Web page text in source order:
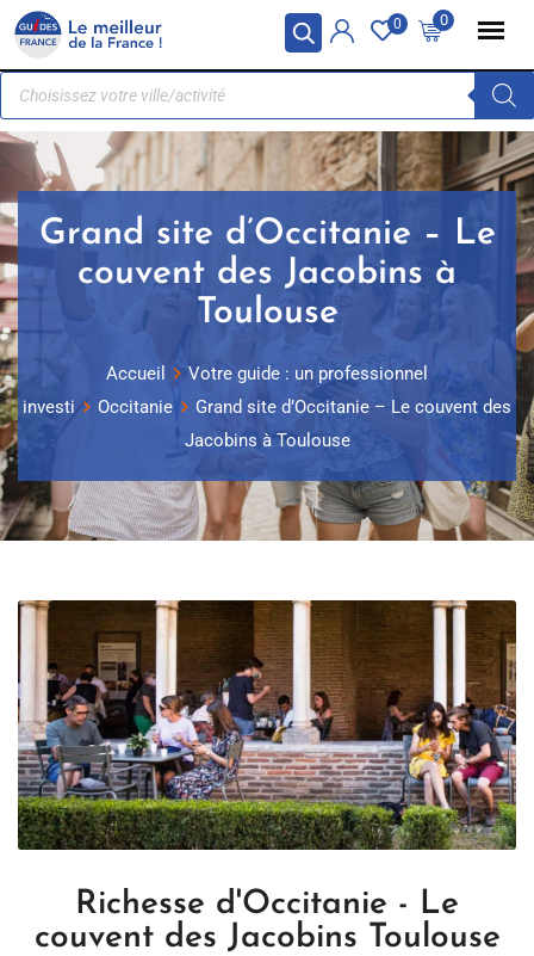
Panneau de gestion des cookies 0
0
Grand site d’Occitanie – Le
couvent des Jacobins à
Toulouse
Accueil
Votre guide : un professionnel
investi
Occitanie
Grand site d’Occitanie – Le couvent des
Jacobins à Toulouse
Richesse d'Occitanie - Le
couvent des Jacobins Toulouse